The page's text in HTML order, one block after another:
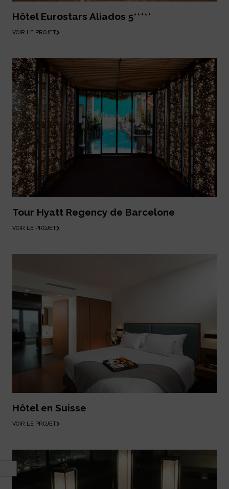
Hôtel Eurostars Aliados 5*****
VOIR LE PROJET
Tour Hyatt Regency de Barcelone
VOIR LE PROJET
Hôtel en Suisse
VOIR LE PROJET